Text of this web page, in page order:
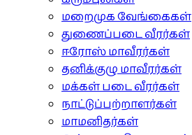
மறைமுக வேங்கைகள்
துணைப்படை வீரர்கள்
ஈரோஸ் மாவீரர்கள்
தனிக்குழு மாவீரர்கள்
மக்கள் படை வீரர்கள்
நாட்டுப்பற்றாளர்கள்
மாமனிதர்கள்